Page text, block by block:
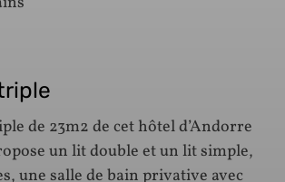
de 23m2 de cet hôtel d’Andorre
un lit double et un lit simple,
une salle de bain privative avec